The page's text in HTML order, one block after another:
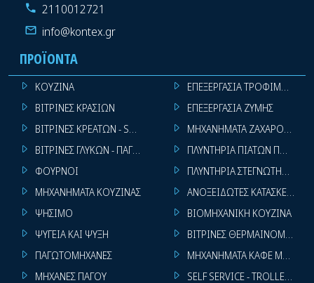
2110012721
info@kontex.gr
ΠΡΟΪΌΝΤΑ
ΚΟΥΖΙΝΑ
ΒΙΤΡΙΝΕΣ ΚΡΑΣΙΩΝ
ΒΙΤΡΙΝΕΣ ΚΡΕΑΤΩΝ - SUPER MARKET
ΒΙΤΡΙΝΕΣ ΓΛΥΚΩΝ - ΠΑΓΩΤΩΝ
ΦΟΥΡΝΟΙ
ΜΗΧΑΝΗΜΑΤΑ ΚΟΥΖΙΝΑΣ
ΨΗΣΙΜΟ
ΨΥΓΕΙΑ ΚΑΙ ΨΥΞΗ
ΠΑΓΩΤΟΜΗΧΑΝΕΣ
ΜΗΧΑΝΕΣ ΠΑΓΟΥ
ΕΠΕΞΕΡΓΑΣΙΑ ΤΡΟΦΙΜΩΝ
ΕΠΕΞΕΡΓΑΣΙΑ ΖΥΜΗΣ
ΜΗΧΑΝΗΜΑΤΑ
ΠΛΥΝΤΗΡΙΑ ΠΙΑΤΩΝ
ΠΛΥΝΤΗΡΙΑ ΣΤΕΓΝΩΤΗΡΙΑ
ΑΝΟΞΕΙΔΩΤΕΣ ΚΑΤΑΣΚΕΥΕΣ
ΒΙΟΜΗΧΑΝΙΚΗ ΚΟΥΖΙΝΑ
ΒΙΤΡΙΝΕΣ ΘΕΡΜΑΙΝΟΜΕΝΕΣ
ΜΗΧΑΝΗΜΑΤΑ ΚΑΦΕ ΜΠΑΡ
SELF SERVICE - TROLLEY -